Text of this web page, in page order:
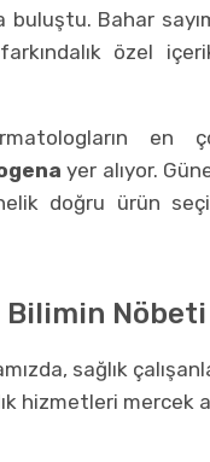
buluştu. Bahar
özel
en
yer alıyor.
doğru ürün
Bilimin Nöbeti
sağlık
hizmetleri mercek